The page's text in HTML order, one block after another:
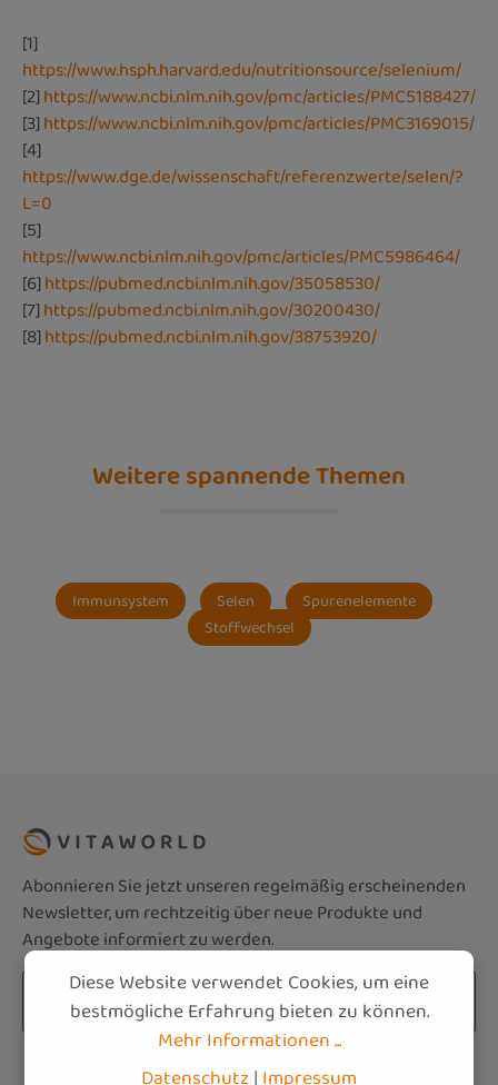
[1]
https://www.hsph.harvard.edu/nutritionsource/selenium/
[2]https://www.ncbi.nlm.nih.gov/pmc/articles/PMC5188427/
[3]https://www.ncbi.nlm.nih.gov/pmc/articles/PMC3169015/
[4]
https://www.dge.de/wissenschaft/referenzwerte/selen/?
L=0
[5]
https://www.ncbi.nlm.nih.gov/pmc/articles/PMC5986464/
[6]https://pubmed.ncbi.nlm.nih.gov/35058530/
[7]https://pubmed.ncbi.nlm.nih.gov/30200430/
[8]https://pubmed.ncbi.nlm.nih.gov/38753920/
Weitere spannende Themen
Immunsystem Selen
Spurenelemente
Stoffwechsel
Abonnieren Sie jetzt unseren regelmäßig erscheinenden
Newsletter, um rechtzeitig über neue Produkte und
Angebote informiert zu werden.
E-Mail-Adresse*
Die mit einem Stern (*) markierten Felder sind
Diese Website verwendet Cookies, um eine
bestmögliche Erfahrung bieten zu können.
Mehr Informationen ...
Datenschutz| Impressum